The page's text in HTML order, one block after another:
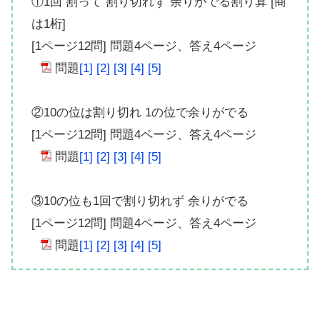
は1桁]
[1ページ12問] 問題4ページ、答え4ページ
問題[1] [2] [3] [4] [5]
②10の位は割り切れ 1の位で余りがでる
[1ページ12問] 問題4ページ、答え4ページ
問題[1] [2] [3] [4] [5]
③10の位も1回で割り切れず 余りがでる
[1ページ12問] 問題4ページ、答え4ページ
問題[1] [2] [3] [4] [5]